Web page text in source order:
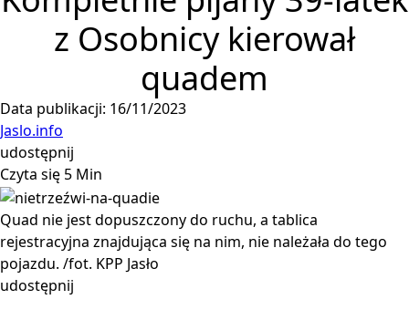
z Osobnicy kierował
quadem
Data publikacji: 16/11/2023
Jaslo.info
udostępnij
Czyta się 5 Min
Quad nie jest dopuszczony do ruchu, a tablica
rejestracyjna znajdująca się na nim, nie należała do tego
pojazdu. /fot. KPP Jasło
udostępnij